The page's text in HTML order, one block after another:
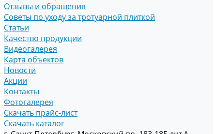
Отзывы и обращения
Советы по уходу за тротуарной плиткой
Статьи
Качество продукции
Видеогалерея
Карта объектов
Новости
Акции
Контакты
Фотогалерея
Скачать прайс-лист
Скачать каталог